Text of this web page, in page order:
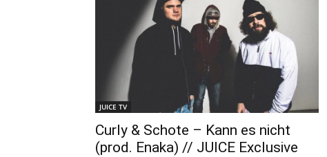
JUICE TV
Curly & Schote – Kann es nicht
(prod. Enaka) // JUICE Exclusive